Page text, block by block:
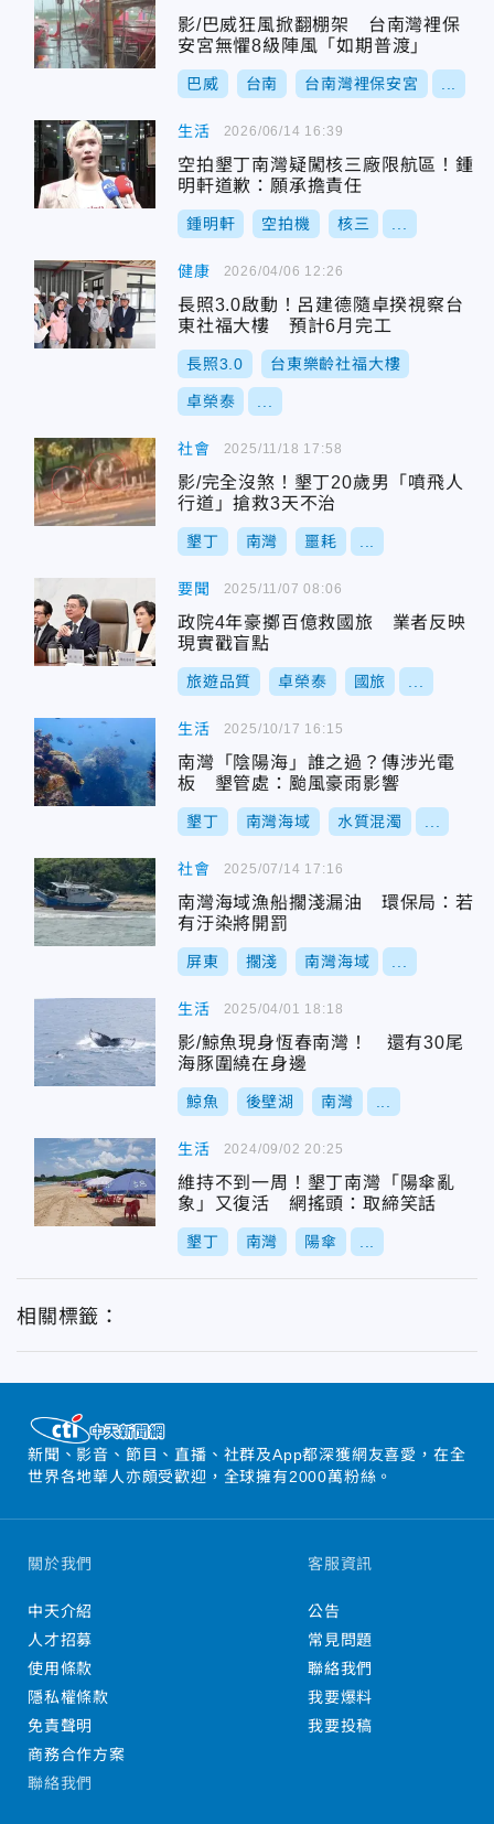
影/巴威狂風掀翻棚架 台南灣裡保
安宮無懼8級陣風「如期普渡」
巴威 台南 台南灣裡保安宮
生活
空拍墾丁南灣疑闖核三廠限航區！鍾
明軒道歉：願承擔責任
鍾明軒 空拍機 核三
2026/06/14 16:39
健康
長照3.0啟動！呂建德隨卓揆視察台
東社福大樓 預計6月完工
長照3.0 台東樂齡社福大樓
卓榮泰
2026/04/06 12:26
社會
影/完全沒煞！墾丁20歲男「噴飛人
行道」搶救3天不治
墾丁 南灣 噩耗
2025/11/18 17:58
要聞
政院4年豪擲百億救國旅 業者反映
現實戳盲點
旅遊品質 卓榮泰 國旅
2025/11/07 08:06
生活
南灣「陰陽海」誰之過？傳涉光電
板 墾管處：颱風豪雨影響
墾丁 南灣海域 水質混濁
2025/10/17 16:15
社會
南灣海域漁船擱淺漏油 環保局：若
有汙染將開罰
屏東 擱淺 南灣海域
2025/07/14 17:16
生活
影/鯨魚現身恆春南灣！ 還有30尾
海豚圍繞在身邊
鯨魚 後壁湖 南灣
2025/04/01 18:18
生活
維持不到一周！墾丁南灣「陽傘亂
象」又復活 網搖頭：取締笑話
墾丁 南灣 陽傘
2024/09/02 20:25
相關標籤：
新聞、影音、節目、直播、社群及App都深獲網友喜愛，在全
世界各地華人亦頗受歡迎，全球擁有2000萬粉絲。
關於我們
中天介紹
人才招募
使用條款
隱私權條款
免責聲明
商務合作方案
客服資訊
公告
常見問題
聯絡我們
我要爆料
我要投稿
聯絡我們